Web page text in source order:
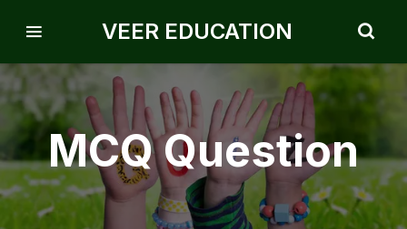
VEER EDUCATION
MCQ Question